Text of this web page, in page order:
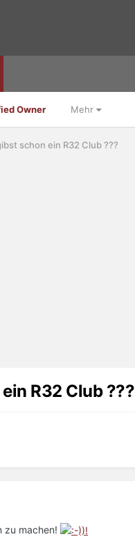
Owner Mehr
schon ein R32 Club ???
R32 Club ???
zu machen!